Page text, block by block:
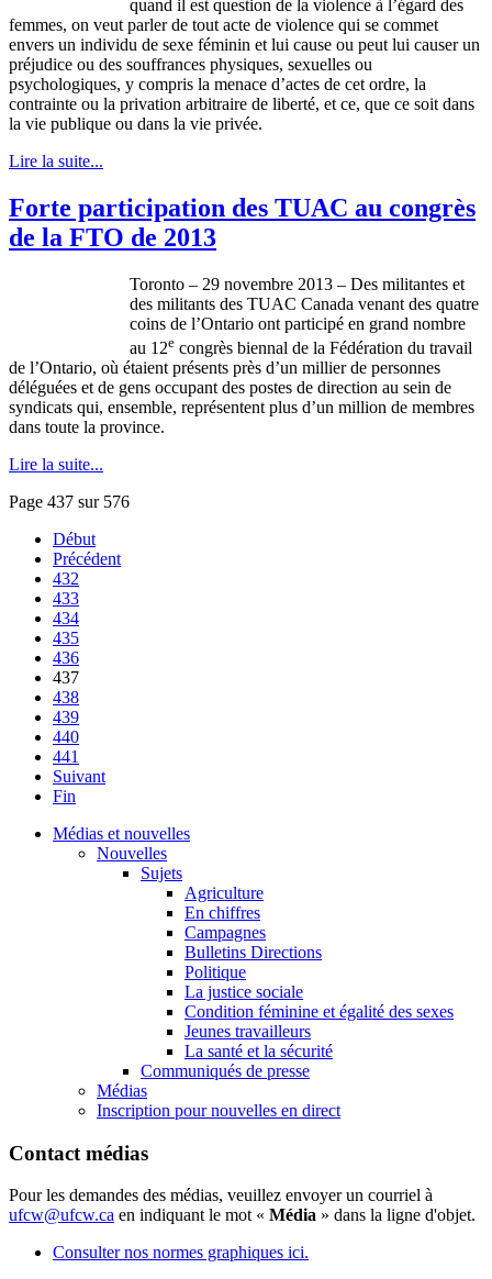
quand il est question de la violence à l’égard des
femmes, on veut parlerde tout acte de violence qui se commet
envers un individu de sexe féminin et lui cause ou peut lui causerun
préjudice ou des souffrances physiques, sexuelles ou
psychologiques, y compris la menace d’actes de cet ordre, la
contrainte ou la privation arbitraire de liberté, et ce, que ce soit dans
la vie publique ou dans la vie privée.
Lire la suite...
Forte participation des TUAC au congrès
de la FTO de 2013
Toronto – 29 novembre 2013 – Des militantes et
des militants des TUAC Canada venant des quatre
coins de l’Ontario ont participé en grand nombre
au 12e congrès biennal de la Fédération du travail
de l’Ontario, où étaient présents près d’un millier de personnes
déléguées et de gens occupant des postes de direction au sein de
syndicats qui, ensemble, représentent plus d’un million de membres
dans toute la province.
Lire la suite...
Page 437 sur 576
Début
Précédent
432
433
434
435
436
437
438
439
440
441
Suivant
Fin
Médias et nouvelles
Nouvelles
Sujets
Agriculture
En chiffres
Campagnes
Bulletins Directions
Politique
La justice sociale
Condition féminine et égalité des sexes
Jeunes travailleurs
La santé et la sécurité
Communiqués de presse
Médias
Inscription pour nouvelles en direct
Contact médias
Pour les demandes des médias, veuillez envoyer un courriel à
ufcw@ufcw.ca en indiquant le mot « Média » dans la ligne d'objet.
Consulter nos normes graphiques ici.